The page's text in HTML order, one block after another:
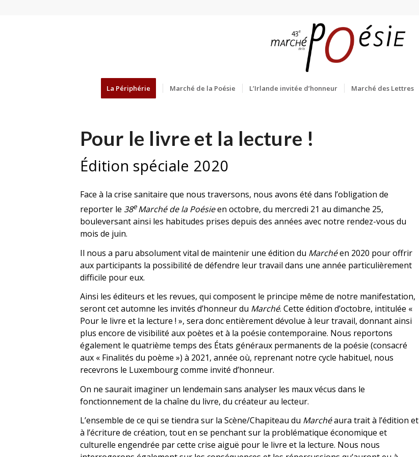
La Périphérie Marché de la Poésie L’Irlande invitée d’honneur Marché des Lettres
Pour le livre et la lecture !
Édition spéciale 2020
Face à la crise sanitaire que nous traversons, nous avons été dans l’obligation de
reporter le 38eMarché de la Poésieen octobre, du mercredi 21 au dimanche 25,
bouleversant ainsi les habitudes prises depuis des années avec notre rendez-vous du
mois de juin.
Il nous a paru absolument vital de maintenir une édition du Marchéen 2020 pour offrir
aux participants la possibilité de défendre leur travail dans une année particulièrement
difficile pour eux.
Ainsi les éditeurs et les revues, qui composent le principe même de notre manifestation,
seront cet automne les invités d’honneur du Marché. Cette édition d’octobre, intitulée «
Pour le livre et la lecture ! », sera donc entièrement dévolue à leur travail, donnant ainsi
plus encore de visibilité aux poètes et à la poésie contemporaine. Nous reportons
également le quatrième temps des États généraux permanents de la poésie (consacré
aux « Finalités du poème ») à 2021, année où, reprenant notre cycle habituel, nous
recevrons le Luxembourg comme invité d’honneur.
On ne saurait imaginer un lendemain sans analyser les maux vécus dans le
fonctionnement de la chaîne du livre, du créateur au lecteur.
L’ensemble de ce qui se tiendra sur la Scène/Chapiteau du Marchéaura trait à l’édition et
à l’écriture de création, tout en se penchant sur la problématique économique et
culturelle engendrée par cette crise aiguë pour le livre et la lecture. Nous nous